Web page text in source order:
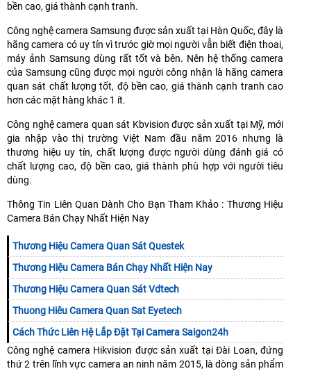
bền cao, giá thành cạnh tranh.
Công nghệ camera Samsung được sản xuất tại Hàn Quốc, đây là
hãng camera có uy tín vì trước giờ mọi người vẫn biết điện thoai,
máy ảnh Samsung dùng rất tốt và bên. Nên hệ thống camera
của Samsung cũng được mọi người công nhận là hãng camera
quan sát chất lượng tốt, độ bền cao, giá thành cạnh tranh cao
hơn các mặt hàng khác 1 ít.
Công nghệ camera quan sát Kbvision được sản xuất tại Mỹ, mới
gia nhập vào thị trường Việt Nam đầu năm 2016 nhưng là
thương hiệu uy tín, chất lượng được người dùng đánh giá có
chất lượng cao, độ bền cao, giá thành phù hợp với người tiêu
dùng.
Thông Tin Liên Quan Dành Cho Bạn Tham Khảo : Thương Hiệu
Camera Bán Chạy Nhất Hiện Nay
Thương Hiệu Camera Quan Sát Questek
Thương Hiệu Camera Bán Chạy Nhất Hiện Nay
Thương Hiệu Camera Quan Sát Vdtech
Thuong Hiêu Camera Quan Sat Eyetech
Cách Thức Liên Hệ Lắp Đặt Tại Camera Saigon24h
Công nghệ camera Hikvision được sản xuất tại Đài Loan, đứng
thứ 2 trên lĩnh vực camera an ninh năm 2015, là dòng sản phẩm